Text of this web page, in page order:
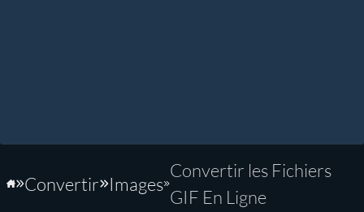
Accueil
Convertir Images
Convertir les Fichiers
GIF En Ligne